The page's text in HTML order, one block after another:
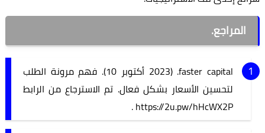
المراجع.
faster capital. (2023 أكتوبر 10). فهم مرونة الطلب
لتحسين الأسعار بشكل فعال. تم الاسترجاع من الرابط
https://2u.pw/hHcWX2P .